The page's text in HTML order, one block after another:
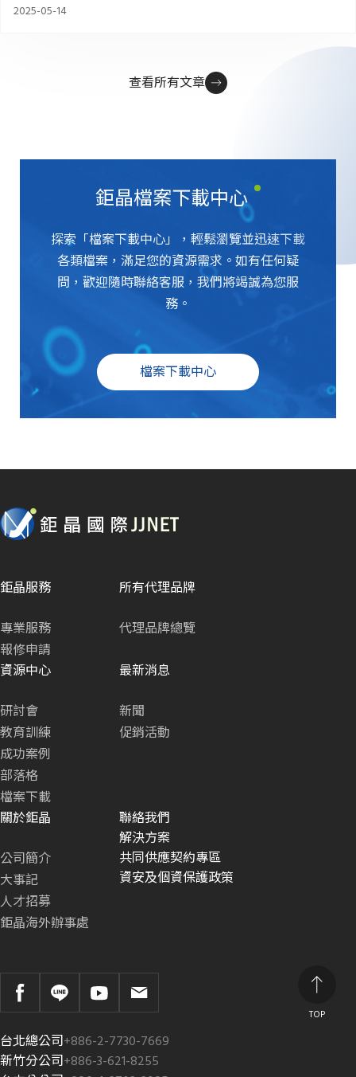
2025-05-14
查看所有文章
鉅晶檔案下載中心
探索「檔案下載中心」，輕鬆瀏覽並迅速下載
各類檔案，滿足您的資源需求。如有任何疑
問，歡迎隨時聯絡客服，我們將竭誠為您服
務。
檔案下載中心
TOP
鉅晶服務
專業服務
報修申請
所有代理品牌
代理品牌總覽
資源中心
研討會
教育訓練
成功案例
部落格
檔案下載
最新消息
新聞
促銷活動
關於鉅晶
公司簡介
大事記
人才招募
鉅晶海外辦事處
聯絡我們
解決方案
共同供應契約專區
資安及個資保護政策
台北總公司+886-2-7730-7669
新竹分公司+886-3-621-8255